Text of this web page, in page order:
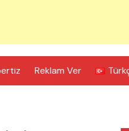
Reklam Ver